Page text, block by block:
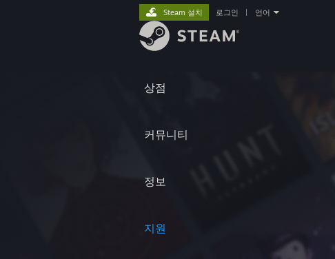
상점
커뮤니티
정보
지원
Steam 설치 로그인 언어